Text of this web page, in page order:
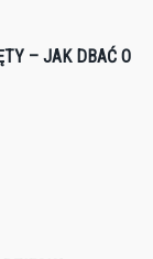
– JAK DBAĆ O